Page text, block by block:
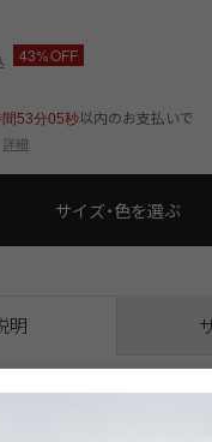
43%OFF
間53分05秒以内のお支払いで
詳細
サイズ・色を選ぶ
明
ロゴをプリントした総柄モッ
滑らかな見た目で上品に仕上